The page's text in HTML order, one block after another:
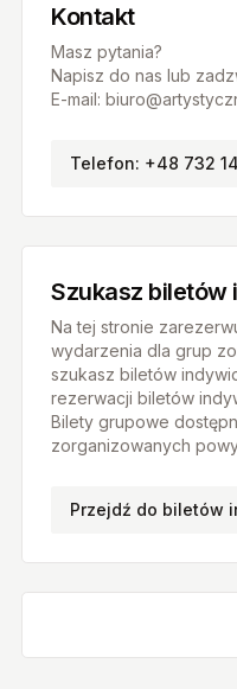
Kontakt
Masz pytania?
Napisz do nas lub
E-mail:
Telefon: +48 732
Szukasz biletów
Na tej stronie
wydarzenia dla grup
szukasz biletów
rezerwacji biletów
Bilety grupowe
zorganizowanych
Przejdź do biletów